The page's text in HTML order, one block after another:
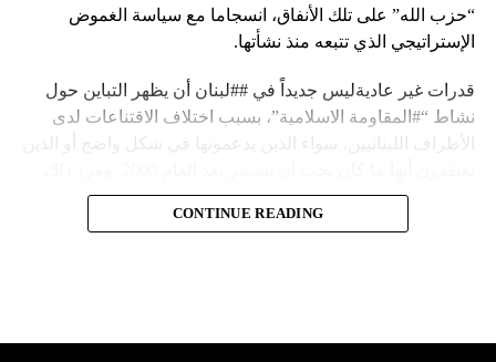
“حزب الله” على تلك الأنفاق، انسجاما مع سياسة الغموض
الإستراتيجي الذي تتبعه منذ نشأتها.
قدرات غير عاديةليس جديداً في ##لبنان أن يظهر التباين حول
نشاط “#المقاومة الاسلامية”، بسبب اختلاف الاقتناعات لدى
الأطراف اللبنانيين، سواء الذين يدعمونها في شكل واضح أو الذين
إلى أن المقاومة ضد الاحتلال الإسرائيلي لم تكن يوماً محط
إجماع داخلي، وإن كانت القوى اللبنانية المؤمنة بالصراع ضد
CONTINUE READING